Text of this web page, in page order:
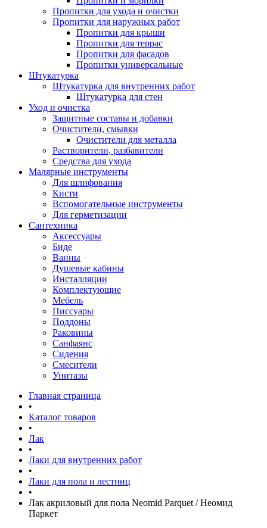
Пропитки для ухода и очистки
Пропитки для наружных работ
Пропитки для крыши
Пропитки для террас
Пропитки для фасадов
Пропитки универсальные
Штукатурка
Штукатурка для внутренних работ
Штукатурка для стен
Уход и очистка
Защитные составы и добавки
Очистители, смывки
Очистители для металла
Растворители, разбавители
Средства для ухода
Малярные инструменты
Для шлифования
Кисти
Вспомогательные инструменты
Для герметизации
Сантехника
Аксессуары
Биде
Ванны
Душевые кабины
Инсталляции
Комплектующие
Мебель
Писсуары
Поддоны
Раковины
Санфаянс
Сидения
Смесители
Унитазы
Главная страница
•
Каталог товаров
•
Лак
•
Лаки для внутренних работ
•
Лаки для пола и лестниц
•
Лак акриловый для пола Neomid Parquet / Неомид
Паркет